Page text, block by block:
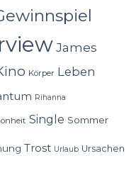
James
Körper Leben
Rihanna
Single Sommer
Trost Urlaub Ursachen